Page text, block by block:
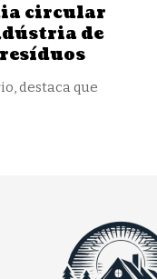
circular
de
destaca que